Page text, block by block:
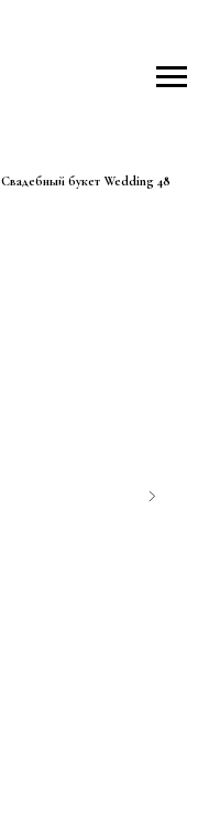
Свадебный букет Wedding 48